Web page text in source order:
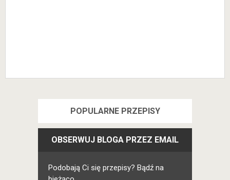
POPULARNE PRZEPISY
OBSERWUJ BLOGA PRZEZ EMAIL
Podobają Ci się przepisy? Bądź na